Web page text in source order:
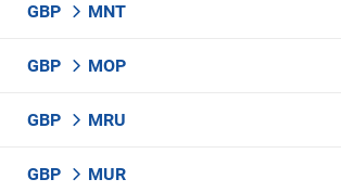
GBP MNT
GBP MOP
GBP MRU
GBP MUR